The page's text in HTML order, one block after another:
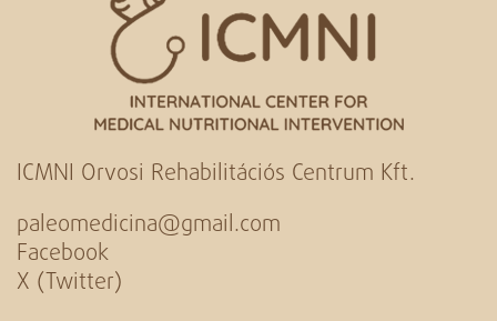
ICMNI Orvosi Rehabilitációs Centrum Kft.
paleomedicina@gmail.com
Facebook
X (Twitter)